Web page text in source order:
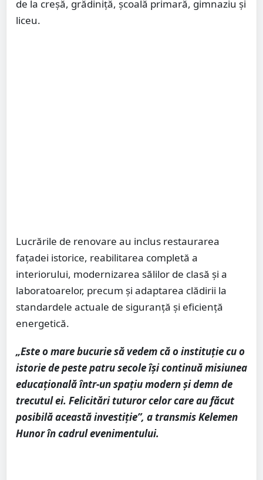
de la creșă, grădiniță, școală primară, gimnaziu și
liceu.
Lucrările de renovare au inclus restaurarea
fațadei istorice, reabilitarea completă a
interiorului, modernizarea sălilor de clasă și a
laboratoarelor, precum și adaptarea clădirii la
standardele actuale de siguranță și eficiență
energetică.
„Este o mare bucurie să vedem că o instituție cu o
istorie de peste patru secole își continuă misiunea
educațională într-un spațiu modern și demn de
trecutul ei. Felicitări tuturor celor care au făcut
posibilă această investiție”, a transmis Kelemen
Hunor în cadrul evenimentului.